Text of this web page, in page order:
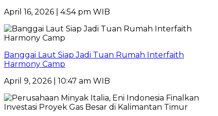
April 16, 2026 | 4:54 pm WIB
Banggai Laut Siap Jadi Tuan Rumah Interfaith
Harmony Camp
April 9, 2026 | 10:47 am WIB